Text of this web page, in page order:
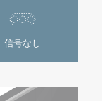
信号なし